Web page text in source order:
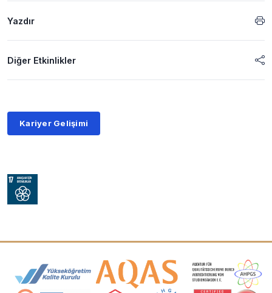
Yazdır
Diğer Etkinlikler
Kariyer Gelişimi
Akreditasyon ve Üyelik Logoları